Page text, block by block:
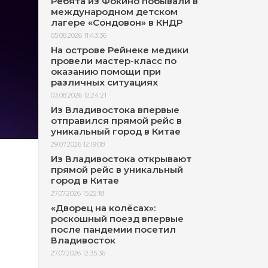
международном детском
лагере «Сондовон» в КНДР
05.08.2026 11:43:36
На острове Рейнеке медики
провели мастер-класс по
оказанию помощи при
различных ситуациях
03.08.2026 12:24:21
Из Владивостока впервые
отправился прямой рейс в
уникальный город в Китае
29.07.2026 12:19:08
Из Владивостока открывают
прямой рейс в уникальный
город в Китае
27.07.2026 15:22:18
«Дворец на колёсах»:
роскошный поезд впервые
после пандемии посетил
Владивосток
27.07.2026 12:35:36